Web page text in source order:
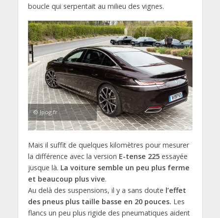
boucle qui serpentait au milieu des vignes.
© Jpog.fr
Mais il suffit de quelques kilomètres pour mesurer
la différence avec la version E-tense 225essayée
jusque là. La voiture semble un peu plus ferme
et beaucoup plus vive.
Au delà des suspensions, il y a sans doute l’effet
des pneus plus taille basse en 20 pouces. Les
flancs un peu plus rigide des pneumatiques aident